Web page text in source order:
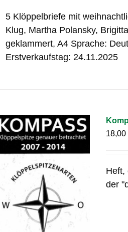
5 Klöppelbriefe mit
Klug, Martha Polansky,
geklammert, A4 Sprache:
Erstverkaufstag: 24.11.2025
18,00
Heft,
der